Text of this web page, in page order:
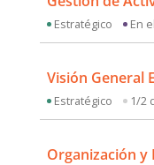
Estratégico En
Visión General
Estratégico 1/2
Organización y